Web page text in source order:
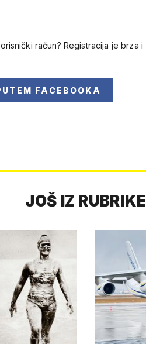
račun? Registracija je brza i
FACEBOOKA
JOŠ IZ RUBRIKE